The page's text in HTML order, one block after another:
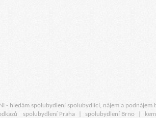
- hledám spolubydlení spolubydlící, nájem a podnájem
spolubydlení Praha spolubydlení Brno